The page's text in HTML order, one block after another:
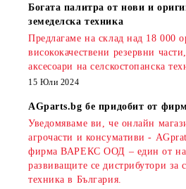
Богата палитра от нови и
земеделска техника
Предлагаме на склад над 18 000
висококачествени резервни
аксесоари на селскостопанска
15 Юли 2024
AGparts.bg бе придобит от
Уведомяваме ви, че онлайн
агрочасти и консумативи -
фирма ВАРЕКС ООД – един от
развиващите се дистрибутори за
техника в България.